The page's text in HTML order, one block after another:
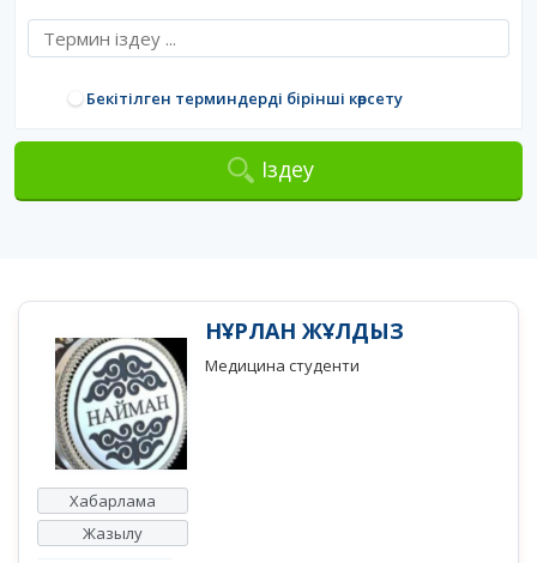
Бекітілген терминдерді бірінші көрсету
Іздеу
Хабарлама
Жазылу
НҰРЛАН ЖҰЛДЫЗ
Медицина студенти